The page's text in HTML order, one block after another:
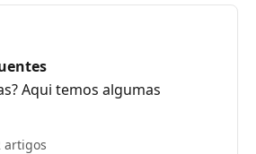
Aqui temos algumas
artigos